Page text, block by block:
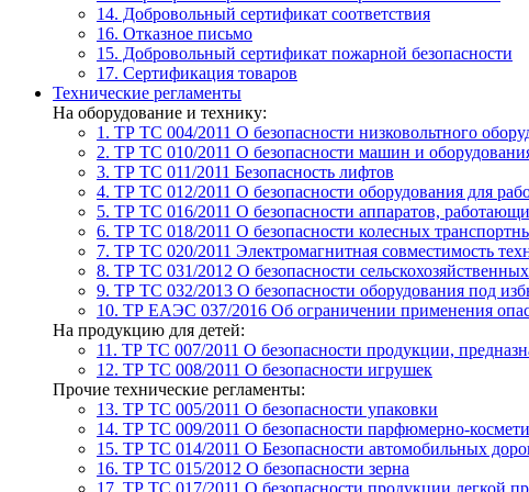
14. Добровольный сертификат соответствия
16. Отказное письмо
15. Добровольный сертификат пожарной безопасности
17. Сертификация товаров
Технические регламенты
На оборудование и технику:
1. ТР ТС 004/2011 О безопасности низковольтного
2. ТР ТС 010/2011 О безопасности машин и
3. ТР ТС 011/2011 Безопасность лифтов
4. ТР ТС 012/2011 О безопасности оборудования для
5. ТР ТС 016/2011 О безопасности аппаратов,
6. ТР ТС 018/2011 О безопасности колесных
7. TР ТС 020/2011 Электромагнитная совместимость
8. ТР ТС 031/2012 О безопасности
9. ТР ТС 032/2013 О безопасности оборудования под
10. ТР ЕАЭС 037/2016 Об ограничении применения
На продукцию для детей:
11. ТР ТС 007/2011 О безопасности продукции,
12. ТР ТС 008/2011 О безопасности игрушек
Прочие технические регламенты:
13. ТР ТС 005/2011 О безопасности упаковки
14. ТР ТС 009/2011 О безопасности парфюмерно-
15. ТР ТС 014/2011 О Безопасности автомобильных
16. ТР ТС 015/2012 О безопасности зерна
17. ТР ТС 017/2011 О безопасности продукции легкой